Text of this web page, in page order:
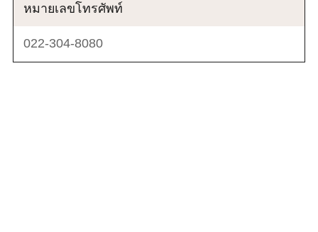
หมายเลขโทรศัพท์
022-304-8080